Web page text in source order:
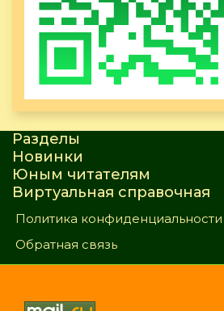
Разделы
Новинки
Юным читателям
Виртуальная справочная
Политика конфиденциальности
Обратная связь